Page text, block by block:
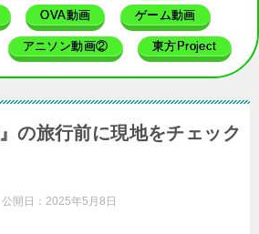
OVA動画 ゲーム動画
アニソン動画② 東方Project
の旅行前に現地をチェック
公開日： 2025年5月8日